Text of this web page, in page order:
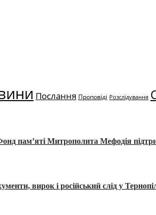
Послання Проповіді Розслідування
пам’яті Митрополита Мефодія
і російський слід у